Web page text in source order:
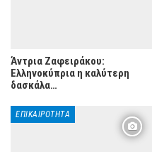
Άντρια Ζαφειράκου:
Ελληνοκύπρια η καλύτερη
δασκάλα…
ΕΠΙΚΑΙΡΌΤΗΤΑ